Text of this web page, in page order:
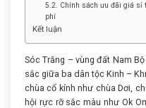
5.2. Chính sách ưu đãi giá sỉ
phí
Kết luận
Sóc Trăng – vùng đất Nam
sắc giữa ba dân tộc Kinh –
chùa cổ kính như chùa Dơi,
hội rực rỡ sắc màu như Ok